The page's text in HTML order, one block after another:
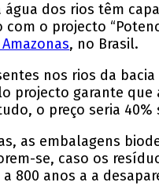
água dos rios têm
o projecto
, no Brasil.
nos rios da
projecto garante
o preço seria 40%
as embalagens
se, caso os
800 anos a a